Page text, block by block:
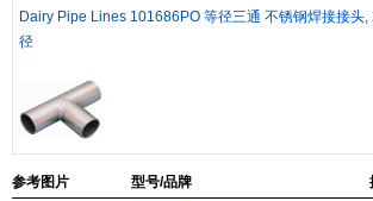
Dairy Pipe Lines 101686PO 等径三通 不锈钢焊接接头,
径
参考图片 型号/品牌